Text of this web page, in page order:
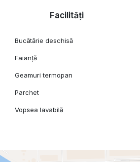
Facilități
Bucătărie deschisă
Faianță
Geamuri termopan
Parchet
Vopsea lavabilă